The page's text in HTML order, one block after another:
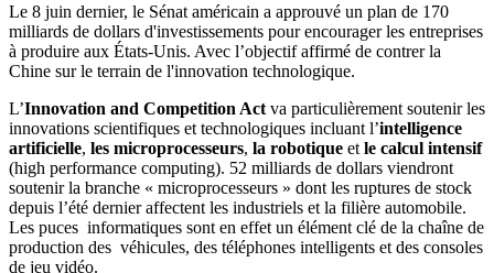
Le 8 juin dernier, le Sénat américain a approuvé un plan de 170
milliards de dollars d'investissements pour encourager les entreprises
à produire aux États-Unis. Avec l’objectif affirmé de contrer la
Chine sur le terrain de l'innovation technologique.
L’Innovation and Competition Act va particulièrement soutenir les
innovations scientifiques et technologiques incluant l’intelligence
artificielle, les microprocesseurs, la robotique et le calcul intensif
(high performance computing). 52 milliards de dollars viendront
soutenir la branche « microprocesseurs » dont les ruptures de stock
depuis l’été dernier affectent les industriels et la filière automobile.
Les puces informatiques sont en effet un élément clé de la chaîne de
production des véhicules, des téléphones intelligents et des consoles
de jeu vidéo.